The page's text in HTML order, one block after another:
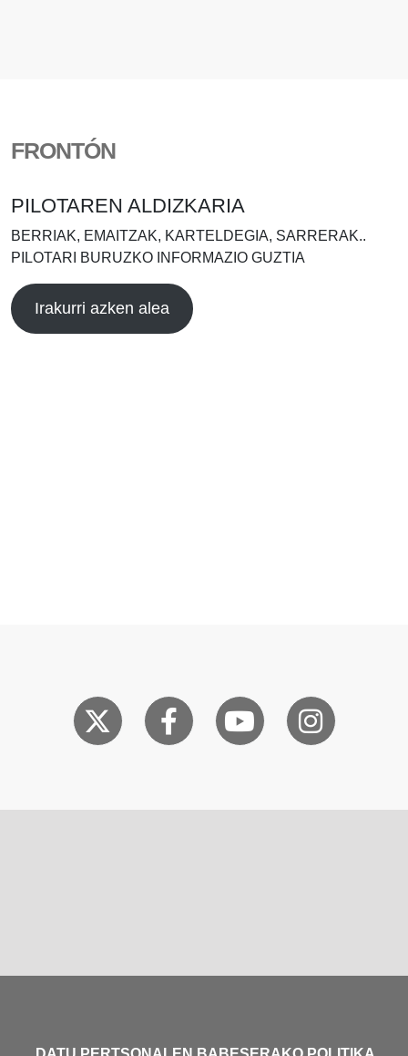
FRONTÓN
PILOTAREN ALDIZKARIA
BERRIAK, EMAITZAK, KARTELDEGIA, SARRERAK..
PILOTARI BURUZKO INFORMAZIO GUZTIA
Irakurri azken alea